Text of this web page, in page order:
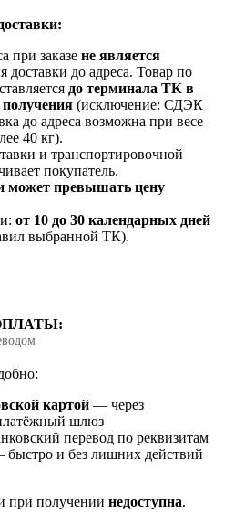
при заказе не является
доставки до адреса. Товар по
до терминала ТК в
(исключение: СДЭК
до адреса возможна при весе
40 кг).
и транспортировочной
покупатель.
может превышать цену
от 10 до 30 календарных дней
выбранной ТК).
картой — через
шлюз
перевод по реквизитам
и без лишних действий
при получении недоступна.